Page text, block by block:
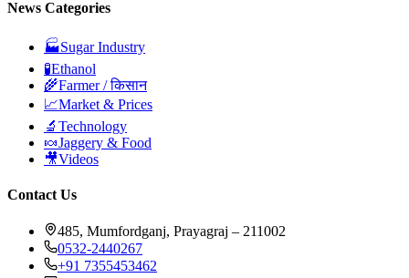
News Categories
🏭Sugar Industry
🧪Ethanol
🌾Farmer / किसान
📈Market & Prices
🔬 Technology
🍬Jaggery & Food
🎥Videos
Contact Us
485, Mumfordganj, Prayagraj – 211002
0532-2440267
+91 7355453462